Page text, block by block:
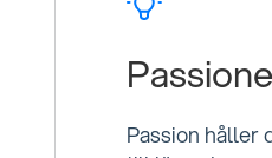
Passion håller